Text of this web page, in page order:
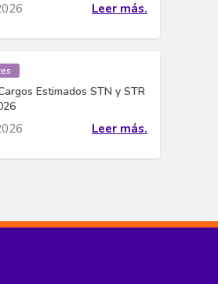
Leer más.
Estimados STN y STR
Leer más.